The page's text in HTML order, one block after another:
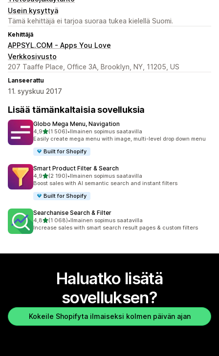
Usein kysyttyä
Tämä kehittäjä ei tarjoa suoraa tukea kielellä Suomi.
Kehittäjä
APPSYL.COM - Apps You Love
Verkkosivusto
207 Taaffe Place, Office 3A, Brooklyn, NY, 11205, US
Lanseerattu
11. syyskuu 2017
Lisää tämänkaltaisia sovelluksia
Globo Mega Menu, Navigation
4,9/ 5 tähteä
(1 506)
1506 arvostelua yhteensä
•Ilmainen sopimus saatavilla
Easily create mega menu with image, multi-level drop down menu
Built for Shopify
Smart Product Filter & Search
4,9/ 5 tähteä
(2 190)
2190 arvostelua yhteensä
•Ilmainen sopimus saatavilla
Boost sales with AI semantic search and instant filters
Built for Shopify
Searchanise Search & Filter
4,8/ 5 tähteä
(1 068)
1068 arvostelua yhteensä
•Ilmainen sopimus saatavilla
Increase sales with smart search result pages & custom filters
Haluatko lisätä
sovelluksen?
Kokeile Shopifyta ilmaiseksi kolmen päivän ajan